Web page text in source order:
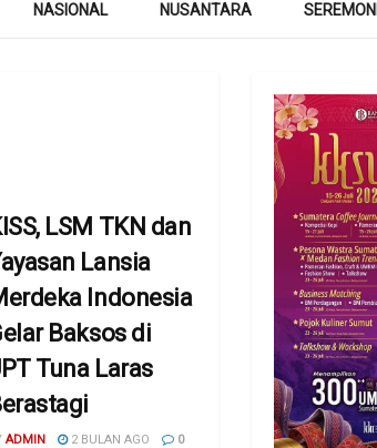
NASIONAL NUSANTARA SEREMONI
LSM TKN dan
Lansia
Indonesia
Baksos di
Tuna Laras
ADMIN 2 BULAN AGO 0